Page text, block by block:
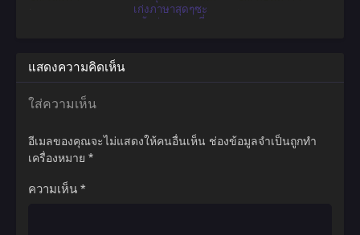
ตั้งแต่นั้นเป็นต้นมา โชคชะตาของจางหยูก็มาถึงจุดเปลี่ยน…
เก่งภาษาสุดๆซะ
แล้วค่ะ - ตอนที่ 40
แสดงความคิดเห็น
ใส่ความเห็น
อีเมลของคุณจะไม่แสดงให้คนอื่นเห็น ช่องข้อมูลจำเป็นถูกทำ
เครื่องหมาย *
ความเห็น *